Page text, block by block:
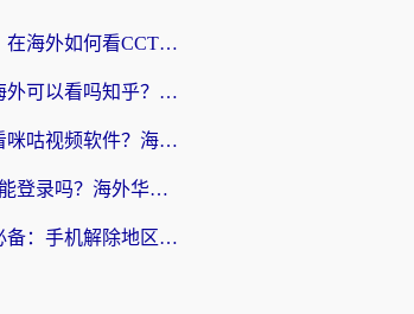
海外党亲测：在海外如何看CCTV？告别“仅限大陆播放”的实用指南
央视影音在海外可以看吗知乎？留学生亲测：3步解决地域限制+追剧自由
在国外怎么看咪咕视频软件？海外党亲测有效的回国加速方案
12123在国外能登录吗？海外华人必看的回国加速实用指南
海外党追剧必备：手机解除地区限制app怎么选？解决央视视频&国内剧地区限制全指南